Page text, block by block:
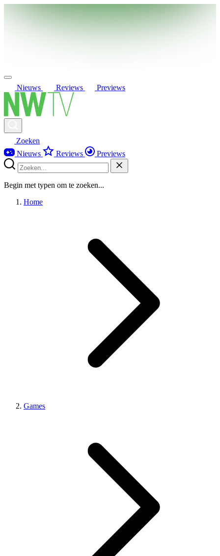
Nieuws Reviews Previews
Zoeken
Nieuws
Reviews Previews
Begin met typen om te zoeken...
Home
Games